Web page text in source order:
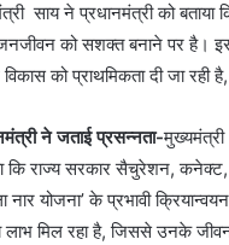
साय ने प्रधानमंत्री को बताया
को सशक्त बनाने पर है।
को प्राथमिकता दी जा
ने जताई प्रसन्नता-
कि राज्य सरकार सैचुरेशन,
नार योजना’ के प्रभावी
लाभ मिल रहा है, जिससे उनके